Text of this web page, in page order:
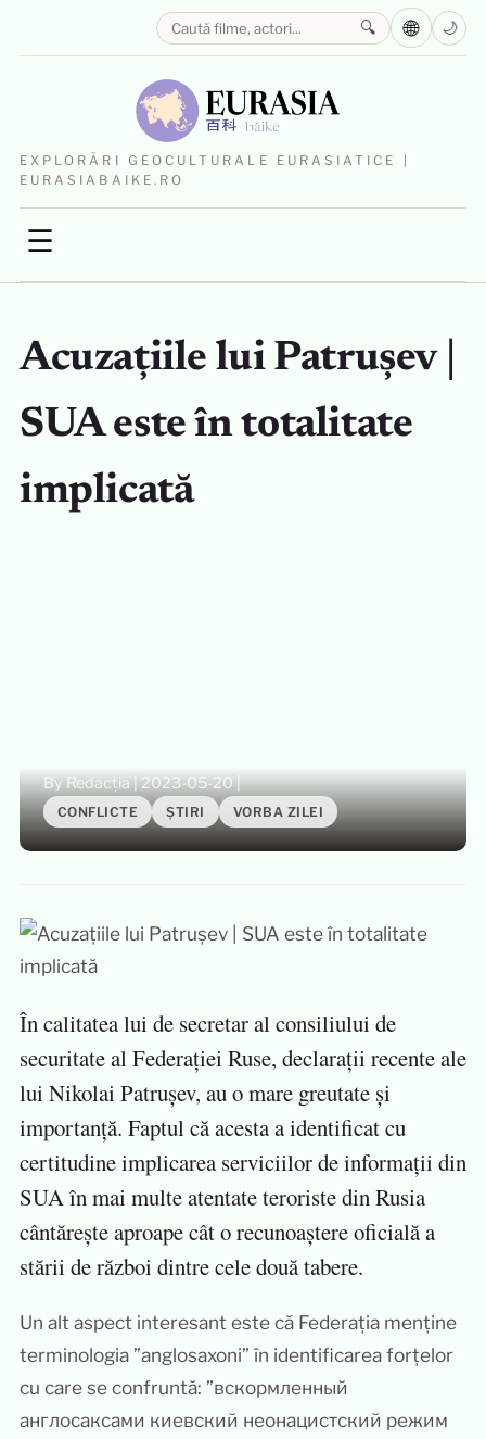
EXPLORĂRI GEOCULTURALE EURASIATICE |
EURASIABAIKE.RO
☰
🔍 🌐 🌙
Acuzațiile lui Patrușev |
SUA este în totalitate
implicată
By Redacția|2023-05-20|
CONFLICTE ȘTIRI VORBA ZILEI
În calitatea lui de secretar al consiliului de
securitate al Federației Ruse, declarații recente ale
lui Nikolai Patrușev, au o mare greutate și
importanță. Faptul că acesta a identificat cu
certitudine implicarea serviciilor de informații din
SUA în mai multe atentate teroriste din Rusia
cântărește aproape cât o recunoaștere oficială a
stării de război dintre cele două tabere.
Un alt aspect interesant este că Federația menține
terminologia ”anglosaxoni” în identificarea forțelor
cu care se confruntă: ”вскормленный
англосаксами киевский неонацистский режим